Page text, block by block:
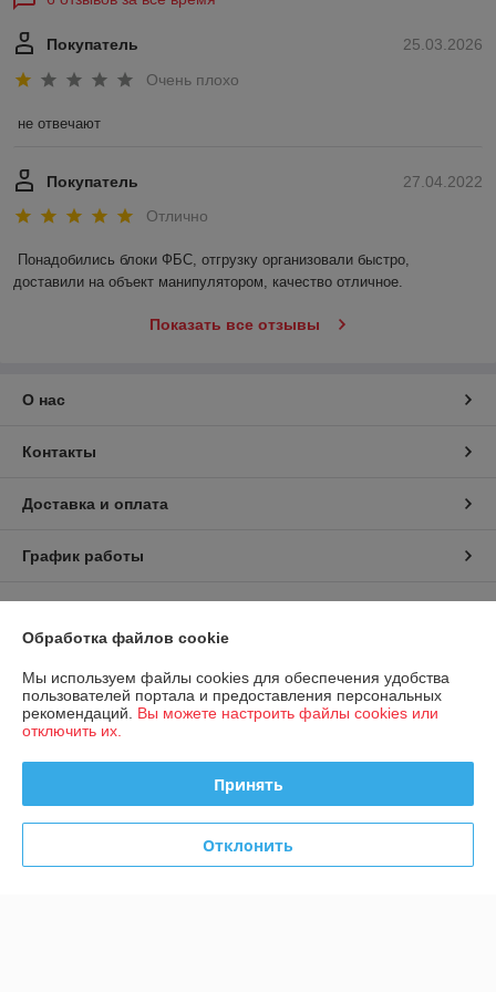
25.03.2026
Покупатель
Очень плохо
не отвечают
27.04.2022
Покупатель
Отлично
Понадобились блоки ФБС, отгрузку организовали быстро,
доставили на объект манипулятором, качество отличное.
Показать все отзывы
О нас
Контакты
Доставка и оплата
График работы
Сайт создан на платформе Deal.by
Обработка файлов cookie
Мы используем файлы cookies для обеспечения удобства
пользователей портала и предоставления персональных
рекомендаций. Вы можете настроить файлы cookies или
отключить их.
Принять
Отклонить